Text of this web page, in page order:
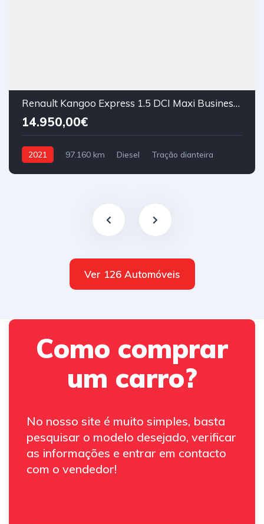
Renault Kangoo Express 1.5 DCI Maxi Business 95cv
14.950,00€
2021 97.160 km Diesel Tração dianteira
Ver 126 Automóveis
Como comprar
um carro?
No nosso site é muito simples, basta
pesquisar o modelo desejado, verificar
as informações e entrar em contacto
com o vendedor!